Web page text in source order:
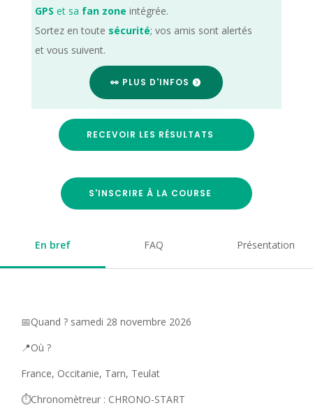
GPS et sa fan zone intégrée.
Sortez en toute sécurité; vos amis sont alertés
et vous suivent.
👀 PLUS D'INFOS
RECEVOIR LES RÉSULTATS
S'INSCRIRE À LA COURSE
En bref FAQ Présentation
📅Quand ? samedi 28 novembre 2026
📍Où ?
France, Occitanie, Tarn, Teulat
⏱️Chronomètreur : CHRONO-START